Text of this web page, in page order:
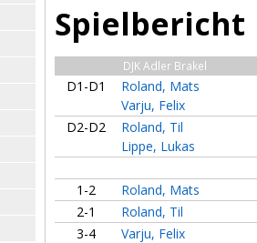
Spielbericht
DJK Adler Brakel
D1-D1
Roland, Mats
Varju, Felix
D2-D2
Roland, Til
Lippe, Lukas
1-2
Roland, Mats
2-1
Roland, Til
3-4
Varju, Felix